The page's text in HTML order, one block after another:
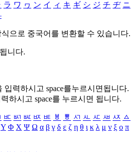
ラ ワ ヮ ン イ ィ キ ギ シ ジ チ ヂ ニ
으로 중국어를 변환할 수 있습니다.
니다.
입력하시고 space를누르시면됩니다.
하시고 space를 누르시면 됩니다.
ㅳ ㅴ ㅵ ㅶ ㅷ ㅸ ㅹ ㅺ ㅻ ㅼ ㅽ ㅾ ㅿ
Υ Φ Χ Ψ Ω α β γ δ ε ζ η θ ι κ λ μ ν ξ ο π